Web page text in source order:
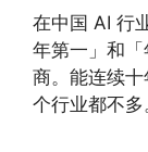
在中国 AI 行
年第一」和
商。能连续
个行业都不多